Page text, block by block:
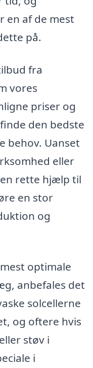
en af de mest
på.
fra
vores
priser og
den bedste
behov. Uanset
eller
rette hjælp til
en stor
og
optimale
anbefales det
solcellerne
og oftere hvis
støv i
i